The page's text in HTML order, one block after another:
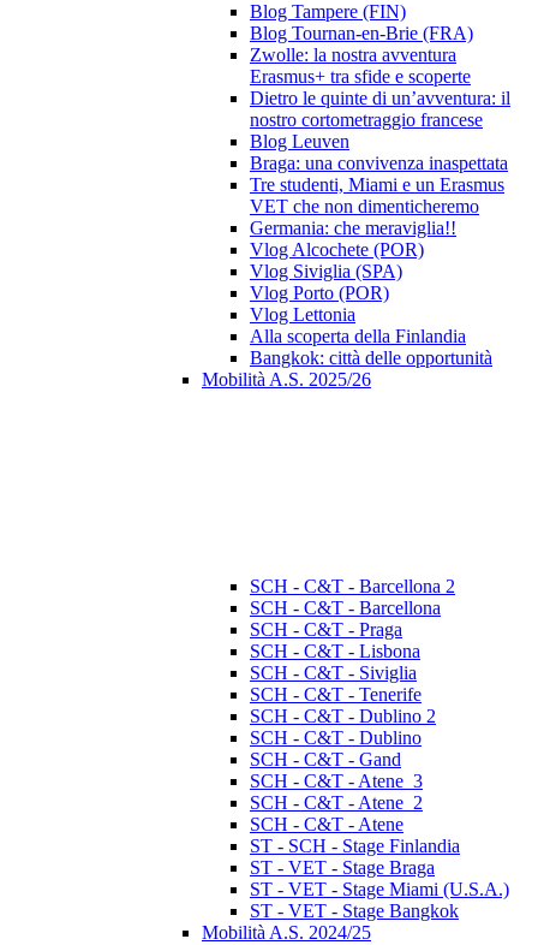
Blog Tampere (FIN)
Blog Tournan-en-Brie (FRA)
Zwolle: la nostra avventura
Erasmus+ tra sfide e scoperte
Dietro le quinte di un’avventura: il
nostro cortometraggio francese
Blog Leuven
Braga: una convivenza inaspettata
Tre studenti, Miami e un Erasmus
VET che non dimenticheremo
Germania: che meraviglia!!
Vlog Alcochete (POR)
Vlog Siviglia (SPA)
Vlog Porto (POR)
Vlog Lettonia
Alla scoperta della Finlandia
Bangkok: città delle opportunità
Mobilità A.S. 2025/26
SCH - C&T - Barcellona 2
SCH - C&T - Barcellona
SCH - C&T - Praga
SCH - C&T - Lisbona
SCH - C&T - Siviglia
SCH - C&T - Tenerife
SCH - C&T - Dublino 2
SCH - C&T - Dublino
SCH - C&T - Gand
SCH - C&T - Atene_3
SCH - C&T - Atene_2
SCH - C&T - Atene
ST - SCH - Stage Finlandia
ST - VET - Stage Braga
ST - VET - Stage Miami (U.S.A.)
ST - VET - Stage Bangkok
Mobilità A.S. 2024/25